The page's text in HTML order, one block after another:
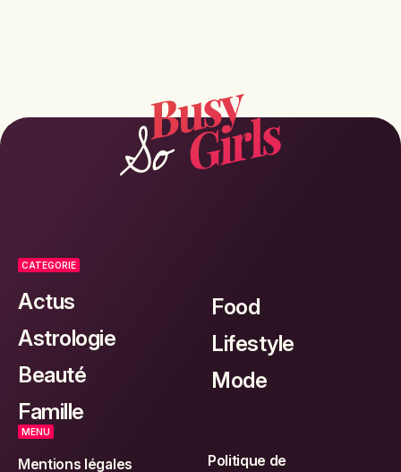
CATEGORIE
Actus
Astrologie
Beauté
Famille
Food
Lifestyle
Mode
MENU
Mentions légales
Politique de